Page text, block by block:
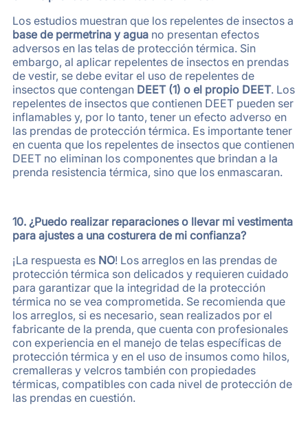
Los estudios muestran que los repelentes de insectos a
base de permetrina y agua no presentan efectos
adversos en las telas de protección térmica. Sin
embargo, al aplicar repelentes de insectos en prendas
de vestir, se debe evitar el uso de repelentes de
insectos que contengan DEET (1) o el propio DEET. Los
repelentes de insectos que contienen DEET pueden ser
inflamables y, por lo tanto, tener un efecto adverso en
las prendas de protección térmica. Es importante tener
en cuenta que los repelentes de insectos que contienen
DEET no eliminan los componentes que brindan a la
prenda resistencia térmica, sino que los enmascaran.
10. ¿Puedo realizar reparaciones o llevar mi vestimenta
para ajustes a una costurera de mi confianza?
¡La respuesta es NO! Los arreglos en las prendas de
protección térmica son delicados y requieren cuidado
para garantizar que la integridad de la protección
térmica no se vea comprometida. Se recomienda que
los arreglos, si es necesario, sean realizados por el
fabricante de la prenda, que cuenta con profesionales
con experiencia en el manejo de telas específicas de
protección térmica y en el uso de insumos como hilos,
cremalleras y velcros también con propiedades
térmicas, compatibles con cada nivel de protección de
las prendas en cuestión.